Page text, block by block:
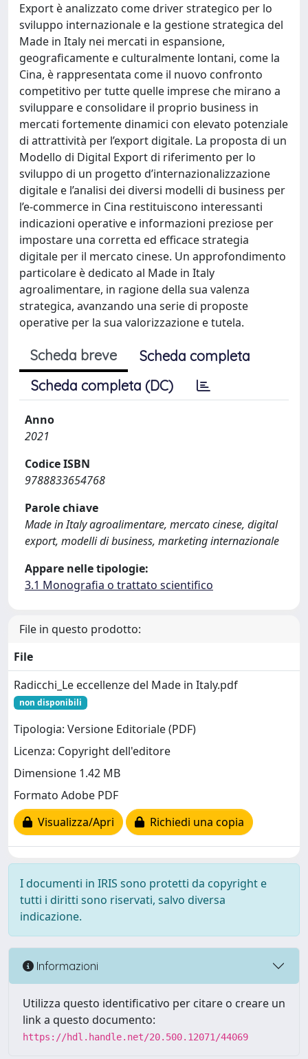
Export è analizzato come driver strategico per lo
sviluppo internazionale e la gestione strategica del
Made in Italy nei mercati in espansione,
geograficamente e culturalmente lontani, come la
Cina, è rappresentata come il nuovo confronto
competitivo per tutte quelle imprese che mirano a
sviluppare e consolidare il proprio business in
mercati fortemente dinamici con elevato potenziale
di attrattività per l’export digitale. La proposta di un
Modello di Digital Export di riferimento per lo
sviluppo di un progetto d’internazionalizzazione
digitale e l’analisi dei diversi modelli di business per
l’e-commerce in Cina restituiscono interessanti
indicazioni operative e informazioni preziose per
impostare una corretta ed efficace strategia
digitale per il mercato cinese. Un approfondimento
particolare è dedicato al Made in Italy
agroalimentare, in ragione della sua valenza
strategica, avanzando una serie di proposte
operative per la sua valorizzazione e tutela.
Scheda breve
Scheda completa
Scheda completa (DC)
Anno
2021
Codice ISBN
9788833654768
Parole chiave
Made in Italy agroalimentare, mercato cinese, digital
export, modelli di business, marketing internazionale
Appare nelle tipologie:
3.1 Monografia o trattato scientifico
File in questo prodotto:
File
Radicchi_Le eccellenze del Made in Italy.pdf
non disponibili
Tipologia: Versione Editoriale (PDF)
Licenza: Copyright dell'editore
Dimensione 1.42 MB
Formato Adobe PDF
Visualizza/Apri
Richiedi una copia
I documenti in IRIS sono protetti da copyright e
tutti i diritti sono riservati, salvo diversa
indicazione.
Informazioni
Utilizza questo identificativo per citare o creare un
link a questo documento:
https://hdl.handle.net/20.500.12071/44069